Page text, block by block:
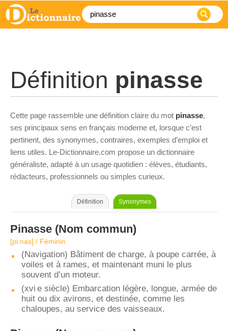
Définition pinasse
Cette page rassemble une définition claire du mot pinasse,
ses principaux sens en français moderne et, lorsque c’est
pertinent, des synonymes, contraires, exemples d’emploi et
liens utiles. Le-Dictionnaire.com propose un dictionnaire
généraliste, adapté à un usage quotidien : élèves, étudiants,
rédacteurs, professionnels ou simples curieux.
Définition Synonymes
Pinasse (Nom commun)
[pi.nas] / Féminin
(Navigation) Bâtiment de charge, à poupe carrée, à
voiles et à rames, et maintenant muni le plus
souvent d’un moteur.
(xvi e siècle) Embarcation légère, longue, armée de
huit ou dix avirons, et destinée, comme les
chaloupes, au service des vaisseaux.